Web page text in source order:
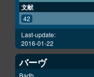
文献
42
Last-update:
2016-01-22
バーヴ
Badb